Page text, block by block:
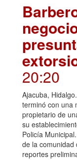
20:20
Ajacuba,
terminó con una
propietario de
su
Policía
de la comunidad
reportes